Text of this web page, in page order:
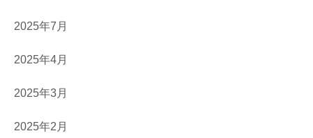
2025年7月
2025年4月
2025年3月
2025年2月